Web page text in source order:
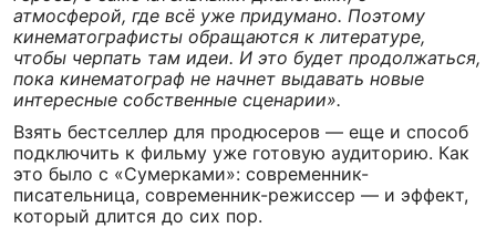
атмосферой, где всё уже придумано. Поэтому
кинематографисты обращаются к литературе,
чтобы черпать там идеи. И это будет продолжаться,
пока кинематограф не начнет выдавать новые
интересные собственные сценарии».
Взять бестселлер для продюсеров — еще и способ
подключить к фильму уже готовую аудиторию. Как
это было с «Сумерками»: современник-
писательница, современник-режиссер — и эффект,
который длится до сих пор.